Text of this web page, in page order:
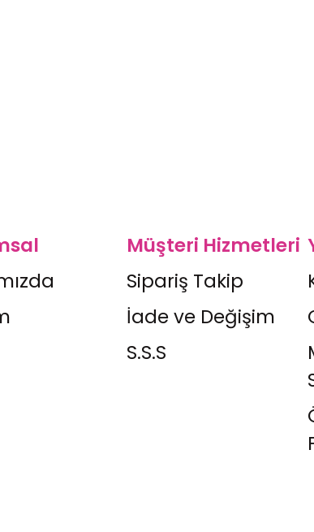
Müşteri Hizmetleri
Sipariş Takip
İade ve Değişim
S.S.S